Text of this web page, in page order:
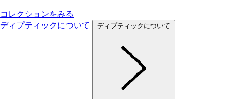
コレクションをみる
ディプティックについて
ディプティックについて